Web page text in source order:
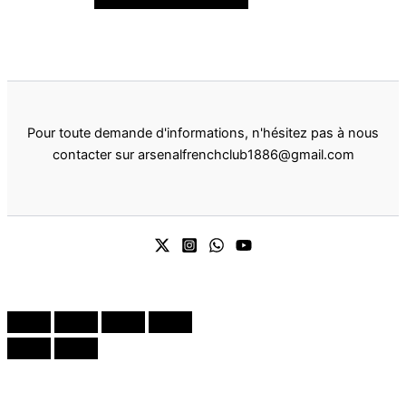
Pour toute demande d'informations, n'hésitez pas à nous
contacter sur arsenalfrenchclub1886@gmail.com